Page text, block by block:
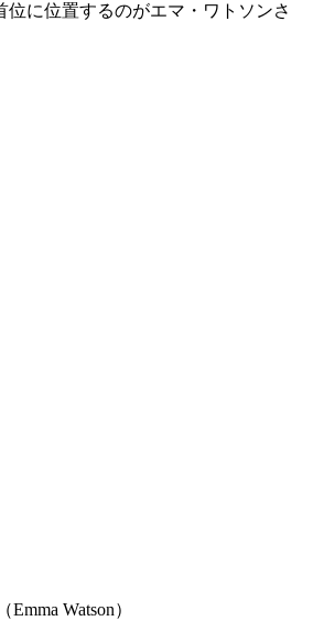
位に位置するのがエマ・ワトソンさ
Watson）